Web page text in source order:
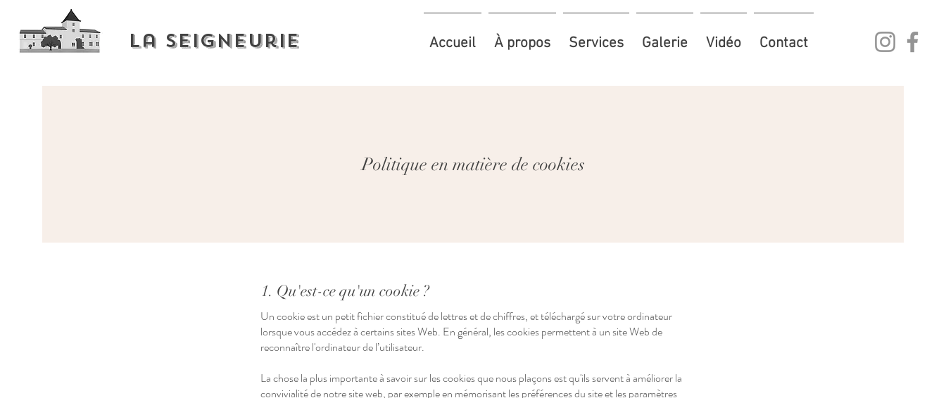
La Seigneurie Accueil À propos Services Galerie Vidéo Contact
Politique en matière de cookies
1. Qu'est-ce qu'un cookie ?
Un cookie est un petit fichier constitué de lettres et de chiffres, et téléchargé sur votre ordinateur
lorsque vous accédez à certains sites Web. En général, les cookies permettent à un site Web de
reconnaître l'ordinateur de l’utilisateur.
La chose la plus importante à savoir sur les cookies que nous plaçons est qu'ils servent à améliorer la
convivialité de notre site web, par exemple en mémorisant les préférences du site et les paramètres